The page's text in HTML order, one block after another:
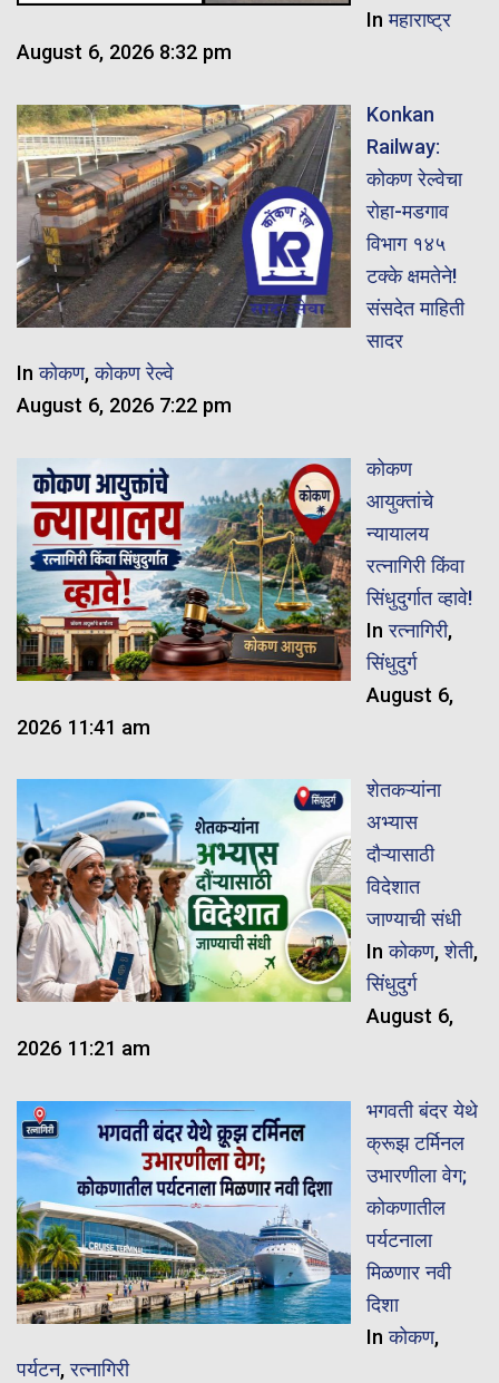
Inमहाराष्ट्र
August 6, 2026 8:32 pm
Konkan
Railway:
कोकण रेल्वेचा
रोहा-मडगाव
विभाग १४५
टक्के क्षमतेने!
संसदेत माहिती
सादर
Inकोकण,कोकण रेल्वे
August 6, 2026 7:22 pm
कोकण
आयुक्तांचे
न्यायालय
रत्नागिरी किंवा
सिंधुदुर्गात व्हावे!
Inरत्नागिरी,
सिंधुदुर्ग
August 6,
2026 11:41 am
शेतकऱ्यांना
अभ्यास
दौऱ्यासाठी
विदेशात
जाण्याची संधी
Inकोकण,शेती,
सिंधुदुर्ग
August 6,
2026 11:21 am
भगवती बंदर येथे
क्रूझ टर्मिनल
उभारणीला वेग;
कोकणातील
पर्यटनाला
मिळणार नवी
दिशा
Inकोकण,
पर्यटन,रत्नागिरी